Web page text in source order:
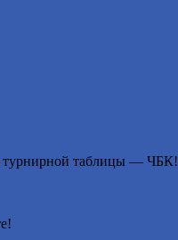
турнирной таблицы — ЧБК!